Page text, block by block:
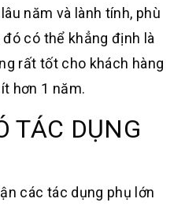
năm và lành tính, phù
đó có thể khẳng định là
rất tốt cho khách hàng
hơn 1 năm.
TÁC DỤNG
các tác dụng phụ lớn